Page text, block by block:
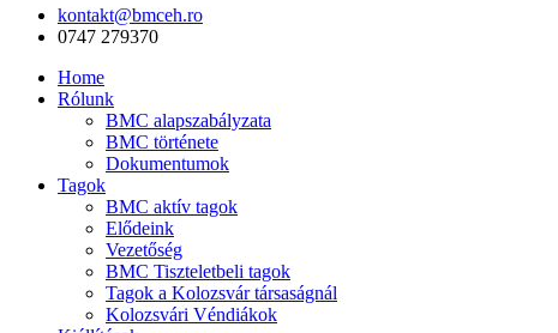
kontakt@bmceh.ro
0747 279370
Home
Rólunk
BMC alapszabályzata
BMC története
Dokumentumok
Tagok
BMC aktív tagok
Elődeink
Vezetőség
BMC Tiszteletbeli tagok
Tagok a Kolozsvár társaságnál
Kolozsvári Véndiákok